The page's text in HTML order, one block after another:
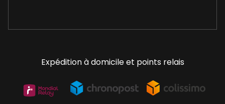
Expédition à domicile et points relais